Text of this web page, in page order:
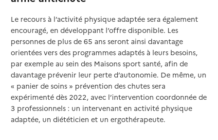
Le recours à l’activité physique adaptée sera également
encouragé, en développant l’offre disponible. Les
personnes de plus de 65 ans seront ainsi davantage
orientées vers des programmes adaptés à leurs besoins,
par exemple au sein des Maisons sport santé, afin de
davantage prévenir leur perte d’autonomie. De même, un
« panier de soins » prévention des chutes sera
expérimenté dès 2022, avec l’intervention coordonnée de
3 professionnels : un intervenant en activité physique
adaptée, un diététicien et un ergothérapeute.